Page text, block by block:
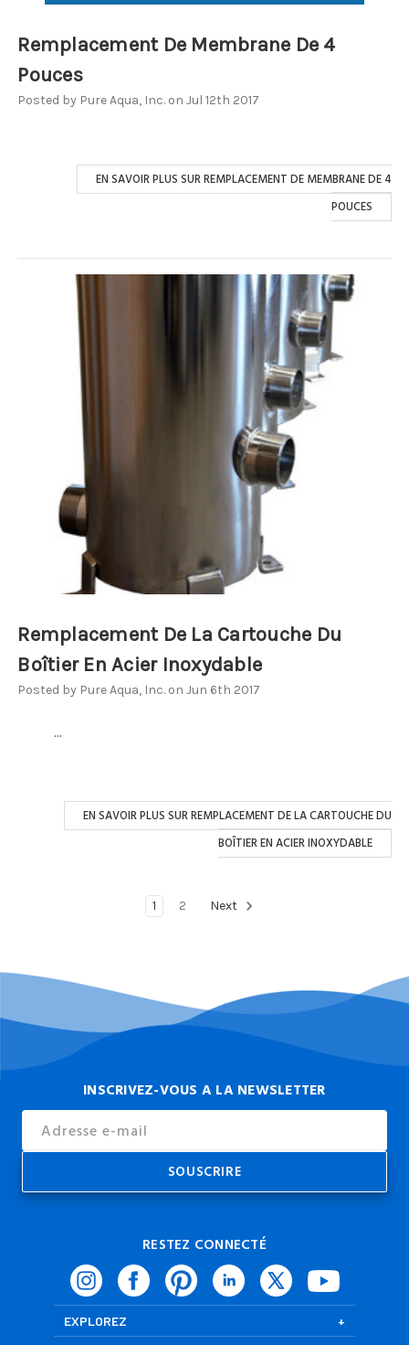
Remplacement De Membrane De 4
Pouces
Posted by Pure Aqua, Inc. on Jul 12th 2017
EN SAVOIR PLUS SUR REMPLACEMENT DE MEMBRANE DE 4
POUCES
Remplacement De La Cartouche Du
Boîtier En Acier Inoxydable
Posted by Pure Aqua, Inc. on Jun 6th 2017
...
EN SAVOIR PLUS SUR REMPLACEMENT DE LA CARTOUCHE DU
BOÎTIER EN ACIER INOXYDABLE
1 2 Next
INSCRIVEZ-VOUS A LA NEWSLETTER
Address
RESTEZ CONNECTÉ
EXPLOREZ